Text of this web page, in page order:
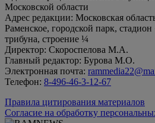
Московской области
Адрес редакции: Московская
Раменское, городской парк,
трибуна, строение ¼
Директор: Скороспелова М.А.
Главный редактор: Бурова М.О.
Электронная почта:
Телефон: 8-496-46-3-12-67
Правила цитирования материалов
Согласие на обработку